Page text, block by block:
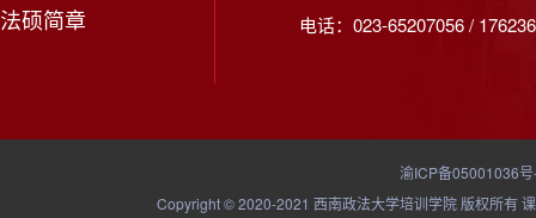
法硕简章
电话：023-65207056 /
渝ICP备05001036
Copyright © 2020-2021 西南政法大学培训学院 版权所有